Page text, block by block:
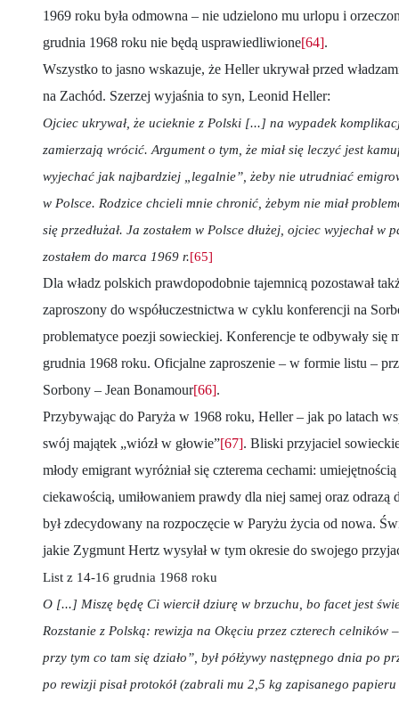
1969 roku była odmowna – nie udzielono mu urlopu i
grudnia 1968 roku nie będą usprawiedliwione[64].
Wszystko to jasno wskazuje, że Heller ukrywał przed
na Zachód. Szerzej wyjaśnia to syn, Leonid Heller:
Ojciec ukrywał, że ucieknie z Polski [...] na wypadek
zamierzają wrócić. Argument o tym, że miał się leczyć jest
wyjechać jak najbardziej „legalnie”, żeby nie utrudniać
w Polsce. Rodzice chcieli mnie chronić, żebym nie miał
się przedłużał. Ja zostałem w Polsce dłużej, ojciec wyjechał w
zostałem do marca 1969 r.[65]
Dla władz polskich prawdopodobnie tajemnicą pozostawał
zaproszony do współuczestnictwa w cyklu konferencji na
problematyce poezji sowieckiej. Konferencje te odbywały się
grudnia 1968 roku. Oficjalne zaproszenie – w formie listu –
Sorbony – Jean Bonamour[66].
Przybywając do Paryża w 1968 roku, Heller – jak po latach
swój majątek „wiózł w głowie”[67]. Bliski przyjaciel
młody emigrant wyróżniał się czterema cechami:
ciekawością, umiłowaniem prawdy dla niej samej oraz odrazą
był zdecydowany na rozpoczęcie w Paryżu życia od nowa.
jakie Zygmunt Hertz wysyłał w tym okresie do swojego
List z 14-16 grudnia 1968 roku
O [...] Miszę będę Ci wiercił dziurę w brzuchu, bo facet jest
Rozstanie z Polską: rewizja na Okęciu przez czterech celników
przy tym co tam się działo”, był półżywy następnego dnia po
po rewizji pisał protokół (zabrali mu 2,5 kg zapisanego